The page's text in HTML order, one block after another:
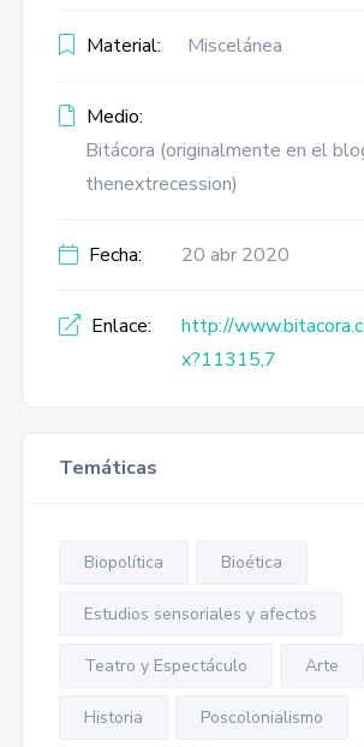
Material: Miscelánea
Medio:
Bitácora (originalmente en el
thenextrecession)
Fecha: 20 abr 2020
Enlace:
http://
x?11315,7
Temáticas
Biopolítica Bioética
Estudios sensoriales y afectos
Teatro y Espectáculo Arte
Historia Poscolonialismo